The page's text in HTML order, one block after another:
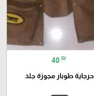
40 ₪
حرجاية طوبار مجوزة جلد